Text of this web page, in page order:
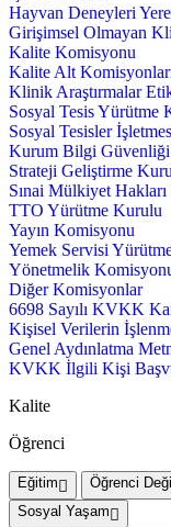
Hayvan Deneyleri
Girişimsel Olmayan
Kalite Komisyonu
Kalite Alt
Klinik Araştırmalar
Sosyal Tesis Yürütme
Sosyal Tesisler
Kurum Bilgi
Strateji Geliştirme
Sınai Mülkiyet
TTO Yürütme Kurulu
Yayın Komisyonu
Yemek Servisi
Yönetmelik
Diğer Komisyonlar
6698 Sayılı KVKK
Kişisel Verilerin
Genel Aydınlatma
KVKK İlgili Kişi
Kalite
Öğrenci
Eğitim Öğrenci
Sosyal Yaşam